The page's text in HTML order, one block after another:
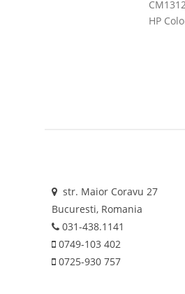
str. Maior Coravu 27
Bucuresti, Romania
031-438.1141
0749-103 402
0725-930 757